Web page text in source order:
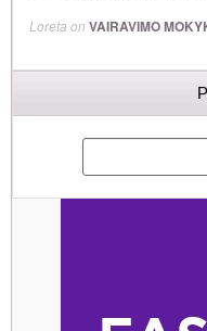
Loreta on VAIRAVIMO